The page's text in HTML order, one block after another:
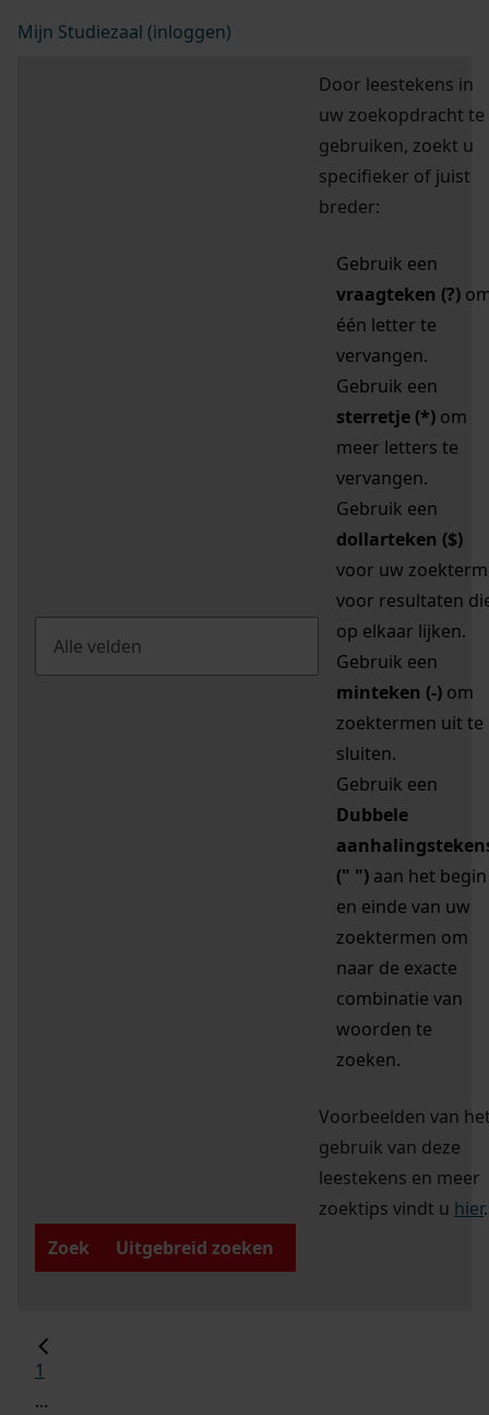
Mijn Studiezaal (inloggen)
Door leestekens in
uw zoekopdracht te
gebruiken, zoekt u
specifieker of juist
breder:
Gebruik een
vraagteken (?)
één letter te
vervangen.
Gebruik een
sterretje (*) om
meer letters te
vervangen.
Gebruik een
dollarteken ($)
voor uw zoekterm
voor resultaten
op elkaar lijken.
Gebruik een
minteken (-) om
zoektermen uit te
sluiten.
Gebruik een
Dubbele
(" ") aan het begin
en einde van uw
zoektermen om
naar de exacte
combinatie van
woorden te
zoeken.
Voorbeelden van
gebruik van deze
leestekens en meer
zoektips vindt u hier.
Zoek
Uitgebreid zoeken
1
...